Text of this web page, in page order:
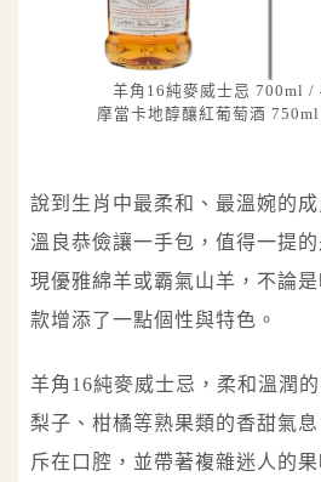
羊角16純麥威士忌 700ml /
摩當卡地醇釀紅葡萄酒
說到生肖中最柔和、最溫婉的成
溫良恭儉讓一手包，值得一提
現優雅綿羊或霸氣山羊，不論
款增添了一點個性與特色。
羊角16純麥威士忌，柔和溫潤
梨子、柑橘等熟果類的香甜氣
斥在口腔，並帶著複雜迷人的